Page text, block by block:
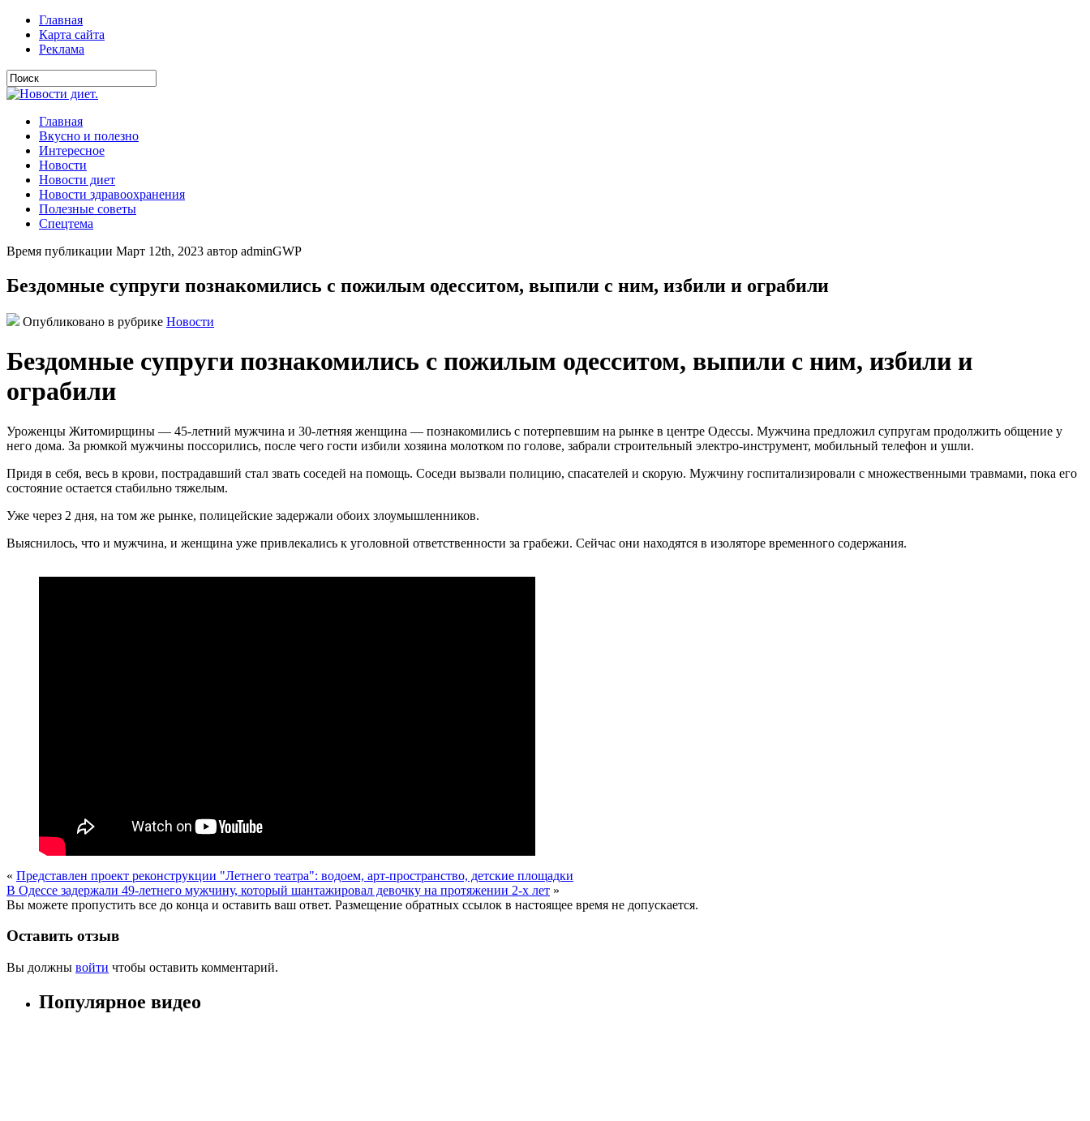
Главная
Карта сайта
Реклама
Главная
Вкусно и полезно
Интересное
Новости
Новости диет
Новости здравоохранения
Полезные советы
Спецтема
Время публикации Март 12th, 2023 автор adminGWP
Бездомные супруги познакомились с пожилым одесситом, выпили с ним, избили и ограбили
Опубликовано в рубрике Новости
Бездомные супруги познакомились с пожилым одесситом, выпили с ним, избили и
ограбили
Уроженцы Житомирщины — 45-летний мужчина и 30-летняя женщина — познакомились с потерпевшим на рынке в центре Одессы. Мужчина предложил супругам продолжить общение у
него дома. За рюмкой мужчины поссорились, после чего гости избили хозяина молотком по голове, забрали строительный электро-инструмент, мобильный телефон и ушли.
Придя в себя, весь в крови, пострадавший стал звать соседей на помощь. Соседи вызвали полицию, спасателей и скорую. Мужчину госпитализировали с множественными травмами, пока его
состояние остается стабильно тяжелым.
Уже через 2 дня, на том же рынке, полицейские задержали обоих злоумышленников.
Выяснилось, что и мужчина, и женщина уже привлекались к уголовной ответственности за грабежи. Сейчас они находятся в изоляторе временного содержания.
« Представлен проект реконструкции "Летнего театра": водоем, арт-пространство, детские площадки
В Одессе задержали 49-летнего мужчину, который шантажировал девочку на протяжении 2-х лет »
Вы можете пропустить все до конца и оставить ваш ответ. Размещение обратных ссылок в настоящее время не допускается.
Оставить отзыв
Вы должны войти чтобы оставить комментарий.
Популярное видео